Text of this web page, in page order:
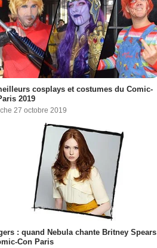
cosplays et costumes du Comic-
2019
27 octobre 2019
: quand Nebula chante Britney Spears
Con Paris